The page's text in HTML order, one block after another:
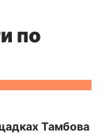
по
Тамбова